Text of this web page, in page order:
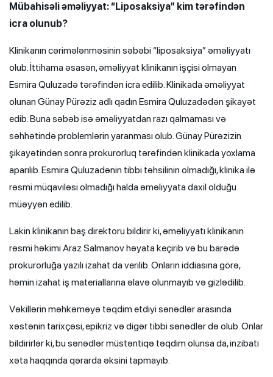
Mübahisəli əməliyyat: “Liposaksiya” kim tərəfindən
icra olunub?
Klinikanın cərimələnməsinin səbəbi “liposaksiya” əməliyyatı
olub. İttihama əsasən, əməliyyat klinikanın işçisi olmayan
Esmira Quluzadə tərəfindən icra edilib. Klinikada əməliyyat
olunan Günay Pürəziz adlı qadın Esmira Quluzadədən şikayət
edib. Buna səbəb isə əməliyyatdan razı qalmaması və
səhhətində problemlərin yaranması olub. Günay Pürəzizin
şikayətindən sonra prokurorluq tərəfindən klinikada yoxlama
aparılıb. Esmira Quluzadənin tibbi təhsilinin olmadığı, klinika ilə
rəsmi müqaviləsi olmadığı halda əməliyyata daxil olduğu
müəyyən edilib.
Lakin klinikanın baş direktoru bildirir ki, əməliyyatı klinikanın
rəsmi həkimi Araz Salmanov həyata keçirib və bu barədə
prokurorluğa yazılı izahat da verilib. Onların iddiasına görə,
həmin izahat iş materiallarına əlavə olunmayıb və gizlədilib.
Vəkillərin məhkəməyə təqdim etdiyi sənədlər arasında
xəstənin tarixçəsi, epikriz və digər tibbi sənədlər də olub. Onlar
bildirirlər ki, bu sənədlər müstəntiqə təqdim olunsa da, inzibati
xəta haqqında qərarda əksini tapmayıb.